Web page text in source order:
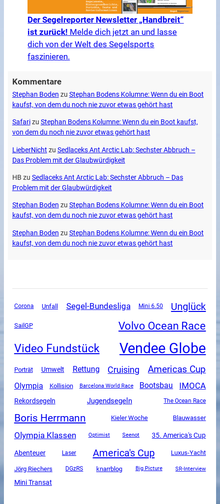
Der Segelreporter Newsletter „Handbreit“
ist zurück! Melde dich jetzt an und lasse
dich von der Welt des Segelsports
faszinieren.
Kommentare
Stephan Boden zu Stephan Bodens Kolumne: Wenn du ein Boot
kaufst, von dem du noch nie zuvor etwas gehört hast
Safarizu Stephan Bodens Kolumne: Wenn du ein Boot kaufst,
von dem du noch nie zuvor etwas gehört hast
LieberNicht zu Sedlaceks Ant Arctic Lab: Sechster Abbruch –
Das Problem mit der Glaubwürdigkeit
HB zu Sedlaceks Ant Arctic Lab: Sechster Abbruch – Das
Problem mit der Glaubwürdigkeit
Stephan Boden zu Stephan Bodens Kolumne: Wenn du ein Boot
kaufst, von dem du noch nie zuvor etwas gehört hast
Stephan Boden zu Stephan Bodens Kolumne: Wenn du ein Boot
kaufst, von dem du noch nie zuvor etwas gehört hast
Corona Unfall Segel-Bundesliga Mini 6.50 Unglück
SailGP Volvo Ocean Race
Video Fundstück Vendee Globe
Porträt Umwelt Rettung Cruising Americas Cup
Olympia Kollision Barcelona World Race Bootsbau IMOCA
Rekordsegeln Jugendsegeln The Ocean Race
Boris Herrmann Kieler Woche Blauwasser
Olympia Klassen Optimist Seenot 35. America's Cup
Abenteuer Laser America's Cup Luxus-Yacht
Jörg Riechers DGzRS knarrblog Big Picture SR-Interview
Mini Transat